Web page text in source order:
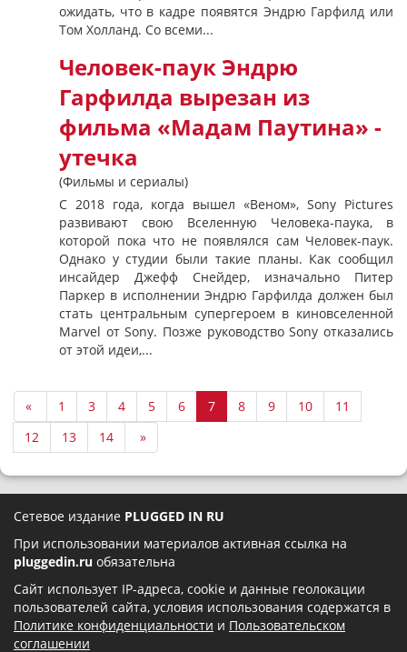
ожидать, что в кадре появятся Эндрю Гарфилд или
Том Холланд. Со всеми...
Человек-паук Эндрю
Гарфилда вырезан из
фильма «Мадам Паутина» -
утечка
(Фильмы и сериалы)
С 2018 года, когда вышел «Веном», Sony Pictures
развивают свою Вселенную Человека-паука, в
которой пока что не появлялся сам Человек-паук.
Однако у студии были такие планы. Как сообщил
инсайдер Джефф Снейдер, изначально Питер
Паркер в исполнении Эндрю Гарфилда должен был
стать центральным супергероем в киновселенной
Marvel от Sony. Позже руководство Sony отказались
от этой идеи,...
« 1 3 4 5 6 7 8 9 10
11
12
13 14 »
Сетевое издание PLUGGED IN RU
При использовании материалов активная ссылка на
pluggedin.ru обязательна
Сайт использует IP-адреса, cookie и данные геолокации
пользователей сайта, условия использования содержатся в
Политике конфиденциальности и Пользовательском
соглашении